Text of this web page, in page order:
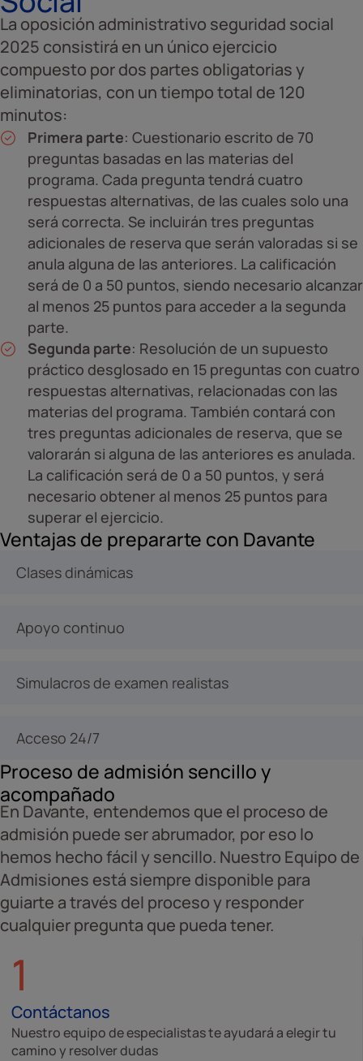
La oposición administrativo seguridad social
2025 consistirá en un único ejercicio
compuesto por dos partes obligatorias y
eliminatorias, con un tiempo total de 120
minutos:
Primera parte: Cuestionario escrito de 70
preguntas basadas en las materias del
programa. Cada pregunta tendrá cuatro
respuestas alternativas, de las cuales solo una
será correcta. Se incluirán tres preguntas
adicionales de reserva que serán valoradas si se
anula alguna de las anteriores. La calificación
será de 0 a 50 puntos, siendo necesario alcanzar
al menos 25 puntos para acceder a la segunda
parte.
Segunda parte: Resolución de un supuesto
práctico desglosado en 15 preguntas con cuatro
respuestas alternativas, relacionadas con las
materias del programa. También contará con
tres preguntas adicionales de reserva, que se
valorarán si alguna de las anteriores es anulada.
La calificación será de 0 a 50 puntos, y será
necesario obtener al menos 25 puntos para
superar el ejercicio.
Ventajas de prepararte con Davante
Clases dinámicas
Apoyo continuo
Simulacros de examen realistas
Acceso 24/7
Proceso de admisión sencillo y
acompañado
En Davante, entendemos que el proceso de
admisión puede ser abrumador, por eso lo
hemos hecho fácil y sencillo. Nuestro Equipo de
Admisiones está siempre disponible para
guiarte a través del proceso y responder
cualquier pregunta que pueda tener.
1
Contáctanos
Nuestro equipo de especialistas te ayudará a elegir tu
camino y resolver dudas